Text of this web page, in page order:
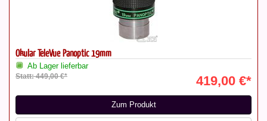
Okular TeleVue Panoptic 19mm
Ab Lager lieferbar
Statt: 449,00 €* 419,00 €*
Zum Produkt